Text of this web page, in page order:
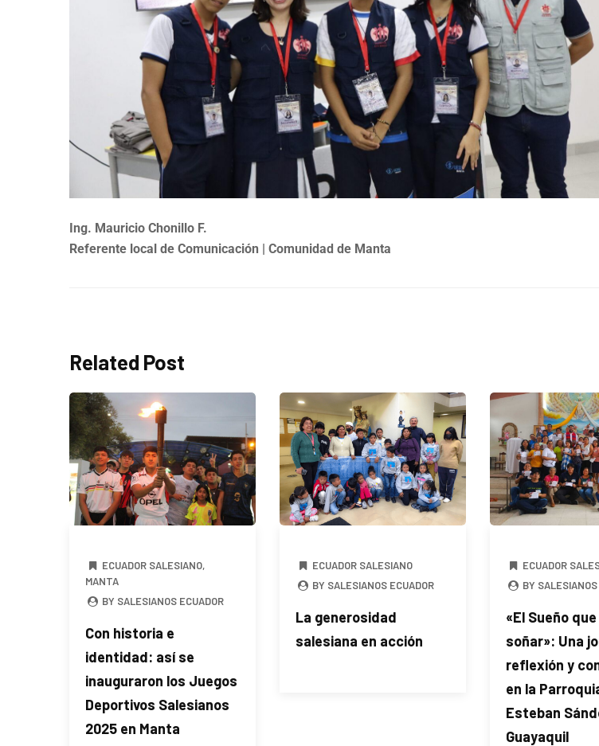
Ing. Mauricio Chonillo F.
Referente local de Comunicación | Comunidad de Manta
Related Post
ECUADOR SALESIANO,
MANTA
BY SALESIANOS ECUADOR
Con historia e
identidad: así se
inauguraron los Juegos
Deportivos Salesianos
2025 en Manta
ECUADOR SALESIANO
BY SALESIANOS ECUADOR
La generosidad
salesiana en acción
ECUADOR
BY
«El Sueño
soñar»: Una
reflexión y
en la
Esteban
Guayaquil